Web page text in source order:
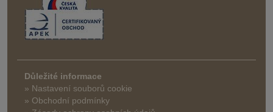
Důležité informace
» Nastavení souborů cookie
» Obchodní podmínky